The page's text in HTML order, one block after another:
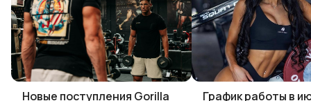
Новые поступления Gorilla
График работы в